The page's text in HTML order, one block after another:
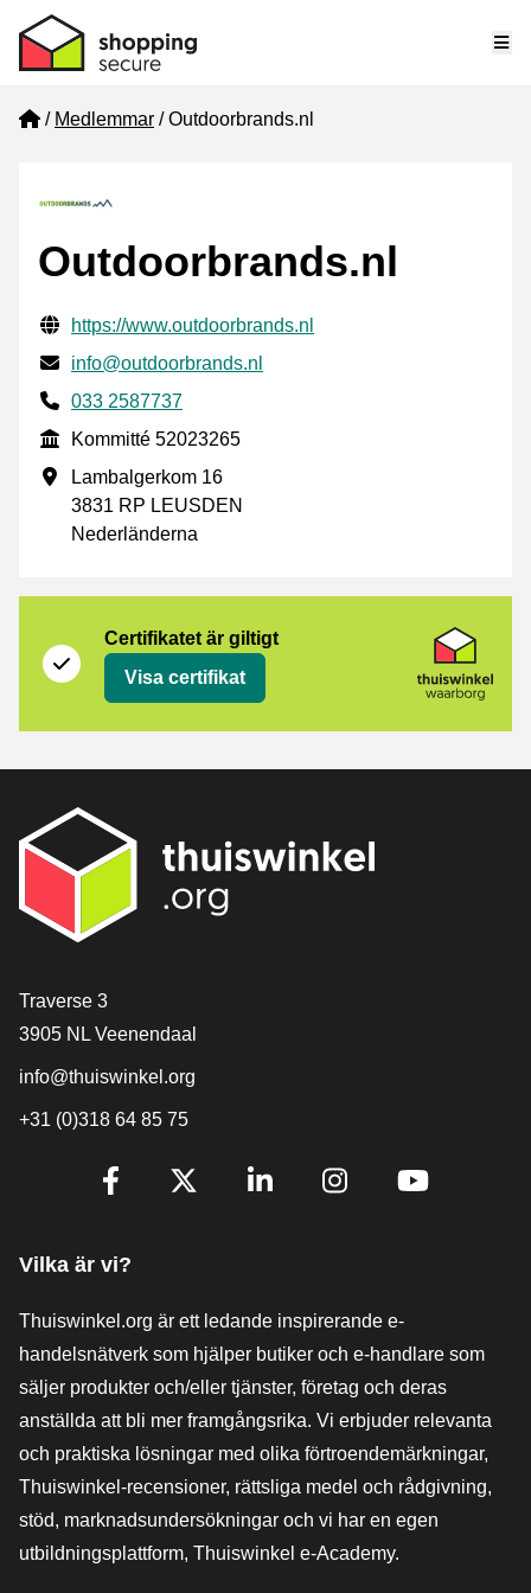
Home
Medlemmar Outdoorbrands.nl
Outdoorbrands.nl
Verifierade kontaktuppgifter
Website URL
https://www.outdoorbrands.nl
E-post
info@outdoorbrands.nl
Phone number
033 2587737
Kommitté
Kommitté 52023265
Företagsadress
Lambalgerkom 16
3831 RP LEUSDEN
Nederländerna
Certifikatet är giltigt
Visa certifikat
[_General:Contact]
Traverse 3
3905 NL Veenendaal
info@thuiswinkel.org
+31 (0)318 64 85 75
[_General:SocialMediaTitle]
Vilka är vi?
Thuiswinkel.org är ett ledande inspirerande e-
handelsnätverk som hjälper butiker och e-handlare som
säljer produkter och/eller tjänster, företag och deras
anställda att bli mer framgångsrika. Vi erbjuder relevanta
och praktiska lösningar med olika förtroendemärkningar,
Thuiswinkel-recensioner, rättsliga medel och rådgivning,
stöd, marknadsundersökningar och vi har en egen
utbildningsplattform, Thuiswinkel e-Academy.